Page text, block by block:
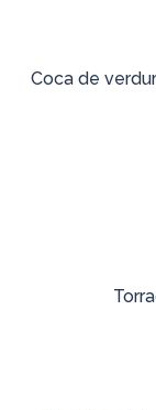
Coca de